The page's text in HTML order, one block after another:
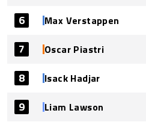
6 Max Verstappen
7 Oscar Piastri
8 Isack Hadjar
9 Liam Lawson